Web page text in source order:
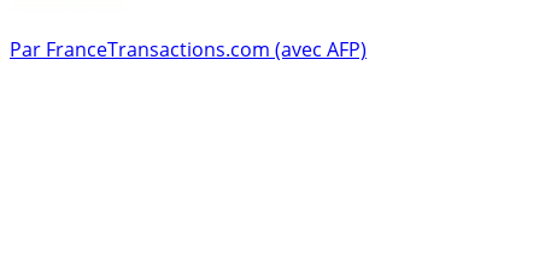
Par FranceTransactions.com (avec AFP)